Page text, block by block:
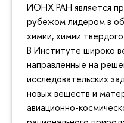
ИОНХ РАН является
рубежом лидером в
химии, химии
В Институте широко
направленные на
исследовательских
новых веществ и
авиационно-